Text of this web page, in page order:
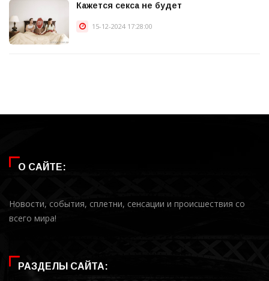
Кажется секса не будет
15-12-2024 17:28:00
О САЙТЕ:
Новости, события, сплетни, сенсации и происшествия со
всего мира!
РАЗДЕЛЫ САЙТА: